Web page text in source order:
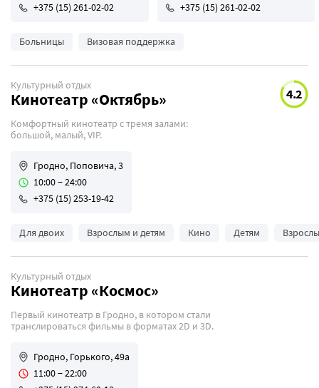
+375 (15) 261-02-02
+375 (15) 261-02-02
Больницы Визовая поддержка
4.2
Культурный отдых
Кинотеатр «Октябрь»
Комфортный кинотеатр с тремя залами:
большой, малый, VIP.
Гродно, Поповича, 3
10:00 − 24:00
+375 (15) 253-19-42
Для двоих Взрослым и детям Кино Детям
Культурный отдых
Кинотеатр «Космос»
Первый кинотеатр в Гродно, в котором стали
транслироваться фильмы в форматах 2D и 3D.
Гродно, Горького, 49а
11:00 − 22:00